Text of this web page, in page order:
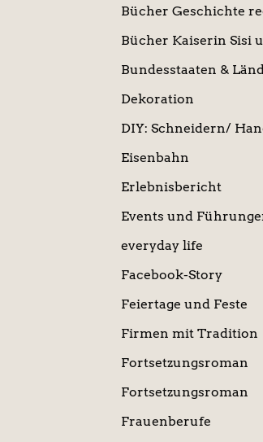
Bücher Geschichte
Bücher Kaiserin Sisi
Bundesstaaten &
Dekoration
DIY: Schneidern/
Eisenbahn
Erlebnisbericht
Events und
everyday life
Facebook-Story
Feiertage und Feste
Firmen mit Tradition
Fortsetzungsroman
Fortsetzungsroman
Frauenberufe